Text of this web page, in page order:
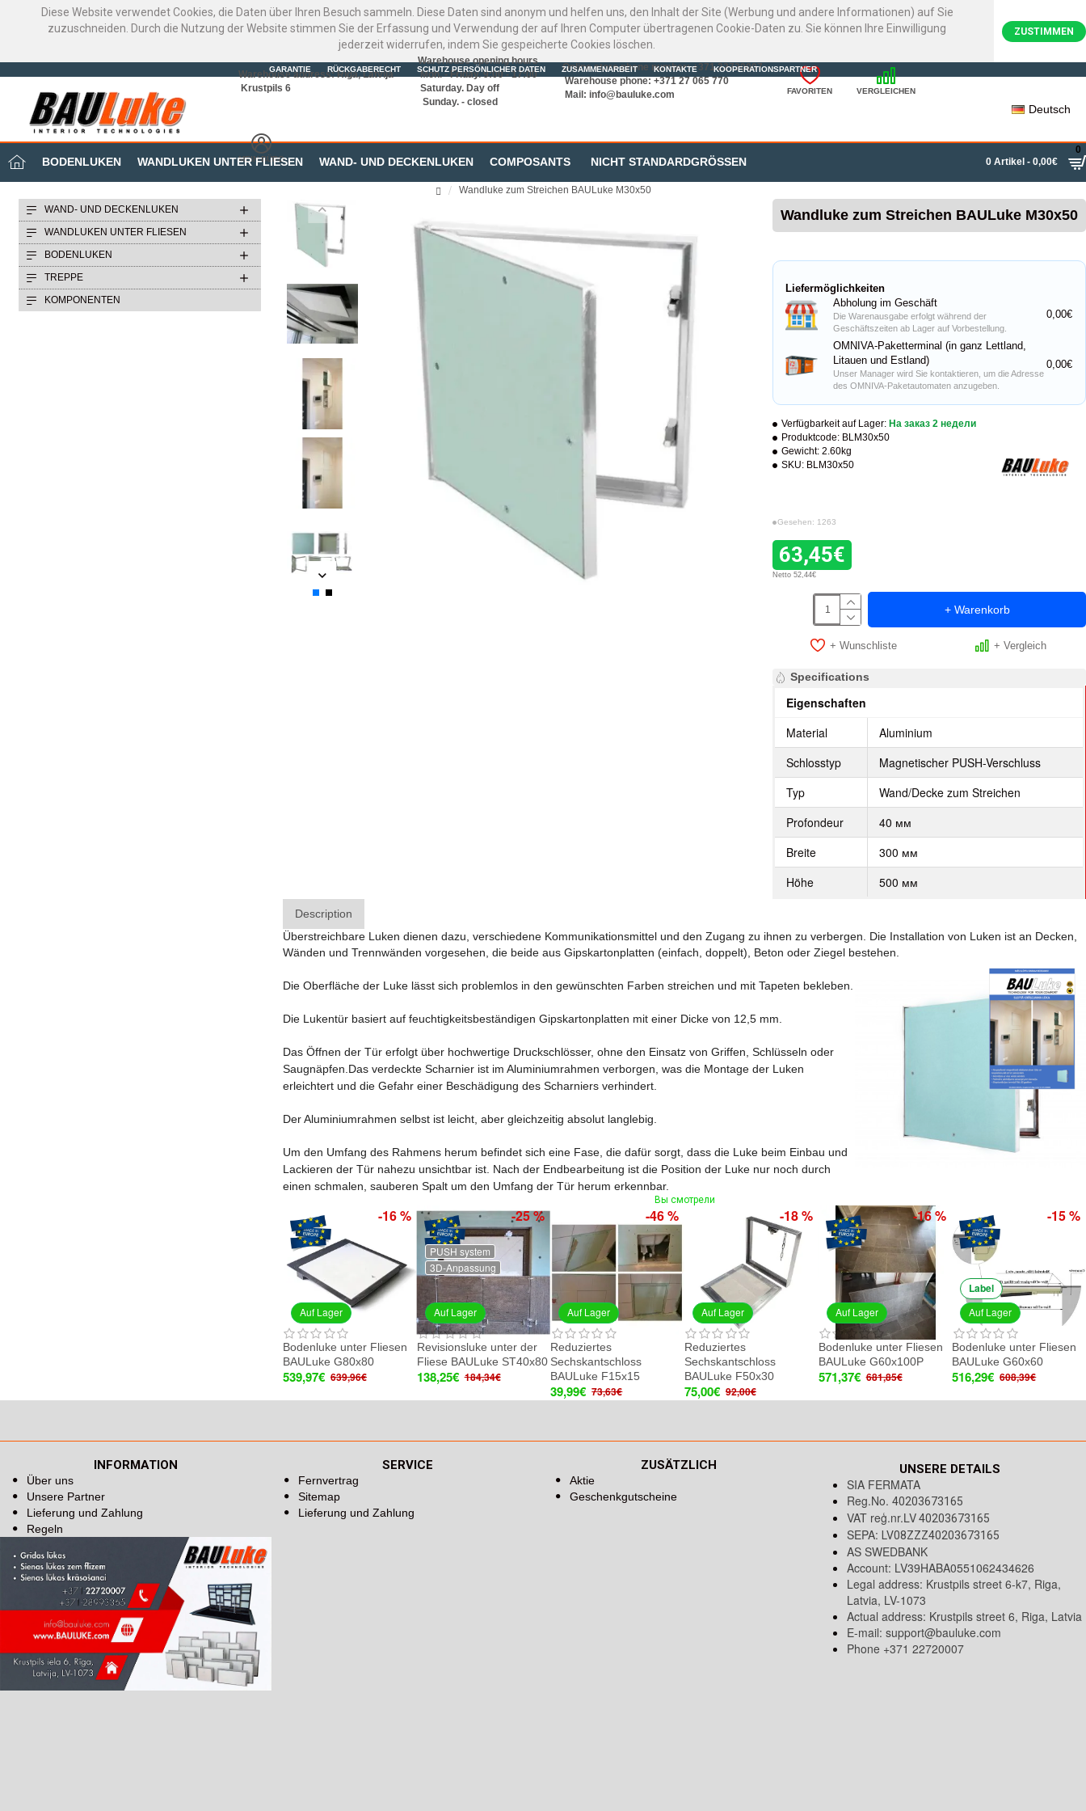
Diese Website verwendet Cookies, die Daten über Ihren Besuch sammeln. Diese Daten sind anonym und helfen uns, den Inhalt der Site (Werbung und andere Informationen) auf Sie
zuzuschneiden. Durch die Nutzung der Website stimmen Sie der Erfassung und Verwendung der auf Ihren Computer übertragenen Cookie-Daten zu. Sie können Ihre Einwilligung
jederzeit widerrufen, indem Sie gespeicherte Cookies löschen.
ZUSTIMMEN
GARANTIE RÜCKGABERECHT SCHUTZ PERSÖNLICHER DATEN ZUSAMMENARBEIT KONTAKTE KOOPERATIONSPARTNER
Warehouse address: Riga, Latvija
Krustpils 6
Warehouse opening hours
Mon. - Friday. 9:00 - 17:00
Saturday. Day off
Sunday. - closed
Online store phone number: +371 22720007
Warehouse phone: +371 27 065 770
Mail: info@bauluke.com FAVORITEN VERGLEICHEN
MEIN BÜRO
Deutsch
BODENLUKEN WANDLUKEN UNTER FLIESEN WAND- UND DECKENLUKEN COMPOSANTS NICHT STANDARDGRÖSSEN 0 Artikel - 0,00€
0
Wandluke zum Streichen BAULuke M30x50
WAND- UND DECKENLUKEN
WANDLUKEN UNTER FLIESEN
BODENLUKEN
TREPPE
KOMPONENTEN
Wandluke zum Streichen BAULuke M30x50
Verfügbarkeit auf Lager: На заказ 2 недели
Produktcode: BLM30x50
Gewicht: 2.60kg
SKU: BLM30x50
Gesehen: 1263
63,45€
Netto 52,44€
Liefermöglichkeiten
Abholung im Geschäft
Die Warenausgabe erfolgt während der
Geschäftszeiten ab Lager auf Vorbestellung.
0,00€
OMNIVA-Paketterminal (in ganz Lettland,
Litauen und Estland)
Unser Manager wird Sie kontaktieren, um die Adresse
des OMNIVA-Paketautomaten anzugeben.
0,00€
+ Warenkorb
+ Wunschliste + Vergleich
Specifications
Eigenschaften
Material
Aluminium
Schlosstyp
Magnetischer PUSH-Verschluss
Typ
Wand/Decke zum Streichen
Profondeur
40 мм
Breite
300 мм
Höhe
500 мм
Description
Überstreichbare Luken dienen dazu, verschiedene Kommunikationsmittel und den Zugang zu ihnen zu verbergen. Die Installation von Luken ist an Decken,
Wänden und Trennwänden vorgesehen, die beide aus Gipskartonplatten (einfach, doppelt), Beton oder Ziegel bestehen.
Die Oberfläche der Luke lässt sich problemlos in den gewünschten Farben streichen und mit Tapeten bekleben.
Die Lukentür basiert auf feuchtigkeitsbeständigen Gipskartonplatten mit einer Dicke von 12,5 mm.
Das Öffnen der Tür erfolgt über hochwertige Druckschlösser, ohne den Einsatz von Griffen, Schlüsseln oder
Saugnäpfen.Das verdeckte Scharnier ist im Aluminiumrahmen verborgen, was die Montage der Luken
erleichtert und die Gefahr einer Beschädigung des Scharniers verhindert.
Der Aluminiumrahmen selbst ist leicht, aber gleichzeitig absolut langlebig.
Um den Umfang des Rahmens herum befindet sich eine Fase, die dafür sorgt, dass die Luke beim Einbau und
Lackieren der Tür nahezu unsichtbar ist. Nach der Endbearbeitung ist die Position der Luke nur noch durch
einen schmalen, sauberen Spalt um den Umfang der Tür herum erkennbar.
Вы смотрели
Auf Lager
-16 %
Bodenluke unter Fliesen
BAULuke G80x80
539,97€ 639,96€
PUSH system
Auf Lager
3D-Anpassung
-25 %
Revisionsluke unter der
Fliese BAULuke ST40x80
138,25€ 184,34€
Auf Lager
-46 %
Reduziertes
Sechskantschloss
BAULuke F15x15
39,99€ 73,63€
Auf Lager
-18 %
Reduziertes
Sechskantschloss
BAULuke F50x30
75,00€ 92,00€
Auf Lager
-16 %
Bodenluke unter Fliesen
BAULuke G60x100P
571,37€ 681,85€
Auf Lager
Label
-15 %
Bodenluke unter Fliesen
BAULuke G60x60
516,29€ 608,39€
INFORMATION
Über uns
Unsere Partner
Lieferung und Zahlung
Regeln
SERVICE
Fernvertrag
Sitemap
Lieferung und Zahlung
ZUSÄTZLICH
Aktie
Geschenkgutscheine
UNSERE DETAILS
SIA FERMATA
Reg.No. 40203673165
VAT reģ.nr.LV40203673165
SEPA: LV08ZZZ40203673165
AS SWEDBANK
Account: LV39HABA0551062434626
Legal address: Krustpils street 6-k7, Riga,
Latvia, LV-1073
Actual address: Krustpils street 6, Riga, Latvia
E-mail: support@bauluke.com
Phone +371 22720007